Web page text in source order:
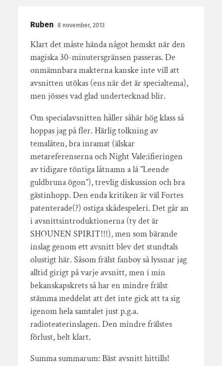
Ruben 8 november, 2013
Klart det måste hända något hemskt när den
magiska 30-minutersgränsen passeras. De
onmämnbara makterna kanske inte vill att
avsnitten utökas (ens när det är specialtema),
men jösses vad glad undertecknad blir.
Om specialavsnitten håller såhär hög klass så
hoppas jag på fler. Härlig tolkning av
temalåten, bra inramat (älskar
metareferenserna och Night Vale:ifieringen
av tidigare töntiga låtnamn a lá ”Leende
guldbruna ögon”), trevlig diskussion och bra
gästinhopp. Den enda kritiken är väl Fortes
patenterade(?) ostiga skådespeleri. Det går an
i avsnittsintroduktionerna (ty det är
SHOUNEN SPIRIT!!!), men som bärande
inslag genom ett avsnitt blev det stundtals
olustigt här. Såsom frälst fanboy så lyssnar jag
alltid girigt på varje avsnitt, men i min
bekanskapskrets så har en mindre frälst
stämma meddelat att det inte gick att ta sig
igenom hela samtalet just p.g.a.
radioteaterinslagen. Den mindre frälstes
förlust, helt klart.
Summa summarum: Bäst avsnitt hittills!